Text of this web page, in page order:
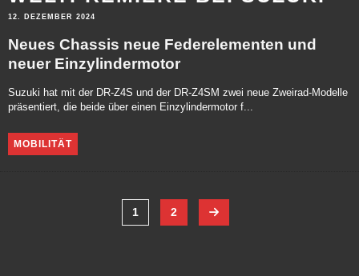
12. DEZEMBER 2024
Neues Chassis neue Federelementen und
neuer Einzylindermotor
Suzuki hat mit der DR-Z4S und der DR-Z4SM zwei neue Zweirad-Modelle
präsentiert, die beide über einen Einzylindermotor f...
MOBILITÄT
1 2